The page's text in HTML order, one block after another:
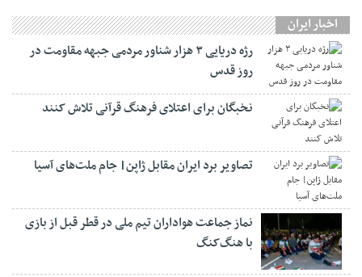
اخبار ایران
رژه دریایی ۳ هزار شناور مردمی جبهه مقاومت در
روز قدس
نخبگان برای اعتلای فرهنگ قرآنی تلاش کنند
تصاویر برد ایران مقابل ژاپن| جام ملت‌های آسیا
نماز جماعت هواداران تیم ملی در قطر قبل از بازی
با هنگ‌کنگ